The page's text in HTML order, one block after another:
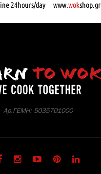
24hours/day www.wokshop.gr
Αρ.ΓΕΜΗ: 5035701000